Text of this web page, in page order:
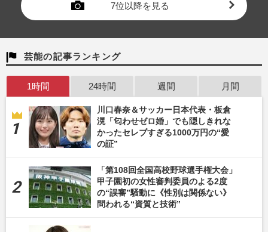
7位以降を見る
芸能の記事ランキング
1時間 24時間 週間 月間
川口春奈＆サッカー日本代表・板倉
滉「匂わせゼロ婚」でも隠しきれな
かったセレブすぎる1000万円の“愛
の証”
「第108回全国高校野球選手権大会」
甲子園初の女性審判委員のよる2度
の“誤審”騒動に《性別は関係ない》
問われる“資質と技術”